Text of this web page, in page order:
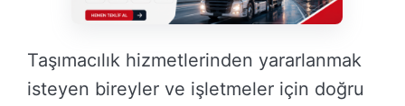
Taşımacılık hizmetlerinden yararlanmak
isteyen bireyler ve işletmeler için doğru